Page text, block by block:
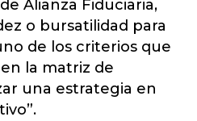
Alianza Fiduciaria,
o bursatilidad para
de los criterios que
la matriz de
una estrategia en